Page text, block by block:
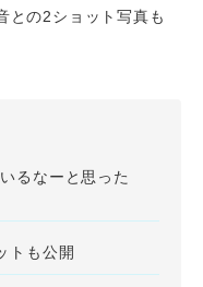
との2ショット写真も
るなーと思った
トも公開